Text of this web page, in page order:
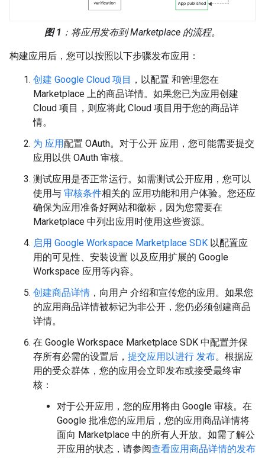
图 1 ：将应用发布到 Marketplace 的流程。
构建应用后，您可以按照以下步骤发布应用：
创建 Google Cloud 项目 ，以配置 和管理您在
Marketplace 上的商品详情。如果您已为应用创建
Cloud 项目，则应将此 Cloud 项目用于您的商品详
情。
为 应用配置 OAuth。对于公开 应用，您可能需要提交
应用以供 OAuth 审核。
测试应用是否正常运行。如需测试公开应用，您可以
使用与 审核条件相关的 应用功能和用户体验。您还应
确保为应用准备好网站和徽标，因为您需要在
Marketplace 中列出应用时使用这些资源。
启用 Google Workspace Marketplace SDK 以配置应
用的可见性、安装设置 以及应用扩展的 Google
Workspace 应用等内容。
创建商品详情 ，向用户 介绍和宣传您的应用。如果您
的应用商品详情被标记为非公开，您仍必须创建商品
详情。
在 Google Workspace Marketplace SDK 中配置并保
存所有必需的设置后， 提交应用以进行 发布。根据应
用的受众群体，您的应用会立即发布或接受最终审
核：
对于公开应用，您的应用将由 Google 审核。在
Google 批准您的应用后，您的应用商品详情将
面向 Marketplace 中的所有人开放。如需了解公
开应用的状态，请参阅查看应用商品详情的发布